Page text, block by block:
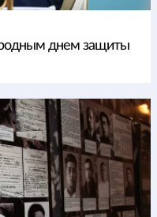
днем защиты